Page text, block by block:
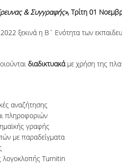
& Συγγραφής», Τρίτη 01
ξεκινά η Β΄ Ενότητα των
διαδικτυακάμε χρήση της
αναζήτησης
πληροφοριών
γραφής
με παραδείγματα
λογοκλοπής Turnitin